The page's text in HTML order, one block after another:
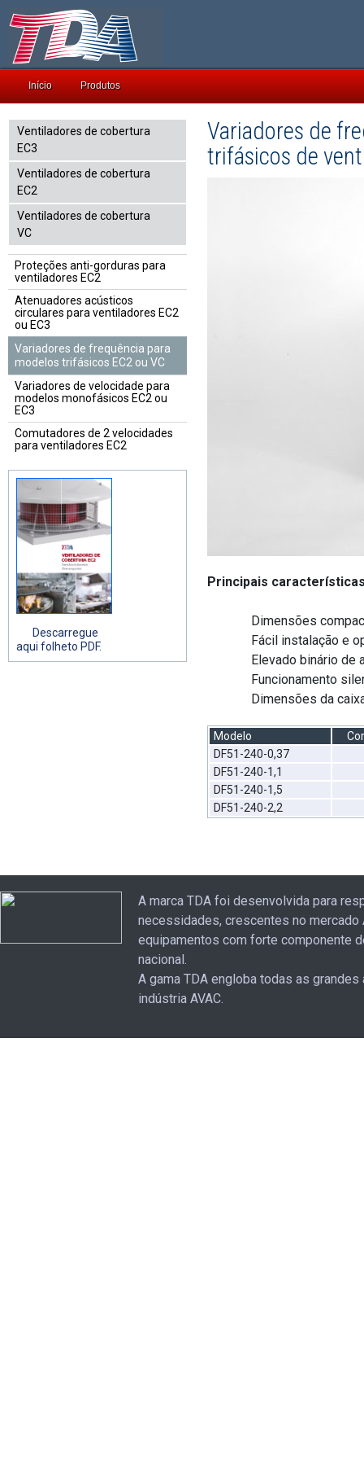
Início Produtos
Ventiladores de cobertura
EC3
Ventiladores de cobertura
EC2
Ventiladores de cobertura
VC
Proteções anti-gorduras para
ventiladores EC2
Atenuadores acústicos
circulares para ventiladores EC2
ou EC3
Variadores de frequência para
modelos trifásicos EC2 ou VC
Variadores de velocidade para
modelos monofásicos EC2 ou
EC3
Comutadores de 2 velocidades
para ventiladores EC2
Descarregue
aqui folheto PDF.
Variadores de
trifásicos de
Principais
Dimensões
Fácil instalação e
Elevado binário de
Funcionamento
Dimensões da
Modelo
DF51-240-0,37
DF51-240-1,1
DF51-240-1,5
DF51-240-2,2
A marca TDA foi desenvolvida para
necessidades, crescentes no mercado
equipamentos com forte componente
nacional.
A gama TDA engloba todas as grandes
indústria AVAC.